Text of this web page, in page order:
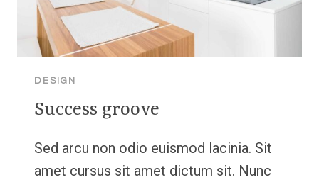
DESIGN
Success groove
Sed arcu non odio euismod lacinia. Sit
amet cursus sit amet dictum sit. Nunc